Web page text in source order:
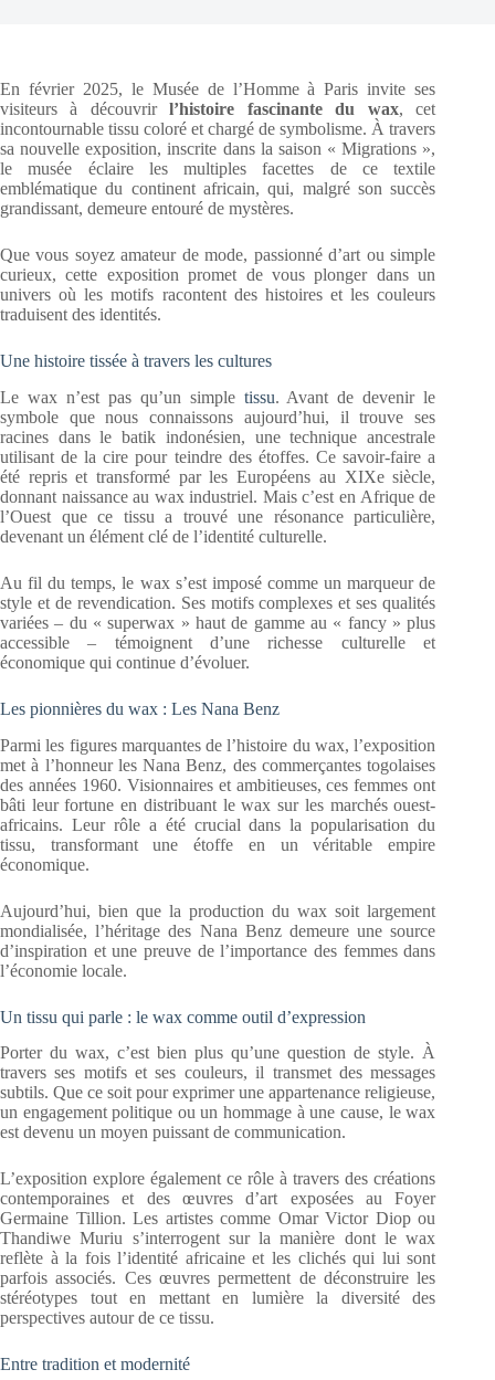
En février 2025, le Musée de l’Homme à Paris invite ses
visiteurs à découvrirl’histoire fascinante du wax, cet
incontournable tissu coloré et chargé de symbolisme. À travers
sa nouvelle exposition, inscrite dans la saison « Migrations »,
le musée éclaire les multiples facettes de ce textile
emblématique du continent africain, qui, malgré son succès
grandissant, demeure entouré de mystères.
Que vous soyez amateur de mode, passionné d’art ou simple
curieux, cette exposition promet de vous plonger dans un
univers où les motifs racontent des histoires et les couleurs
traduisent des identités.
Une histoire tissée à travers les cultures
Le wax n’est pas qu’un simple tissu. Avant de devenir le
symbole que nous connaissons aujourd’hui, il trouve ses
racines dans le batik indonésien, une technique ancestrale
utilisant de la cire pour teindre des étoffes. Ce savoir-faire a
été repris et transformé par les Européens au XIXe siècle,
donnant naissance au wax industriel. Mais c’est en Afrique de
l’Ouest que ce tissu a trouvé une résonance particulière,
devenant un élément clé de l’identité culturelle.
Au fil du temps, le wax s’est imposé comme un marqueur de
style et de revendication. Ses motifs complexes et ses qualités
variées – du « superwax » haut de gamme au « fancy » plus
accessible – témoignent d’une richesse culturelle et
économique qui continue d’évoluer.
Les pionnières du wax : Les Nana Benz
Parmi les figures marquantes de l’histoire du wax, l’exposition
met à l’honneur les Nana Benz, des commerçantes togolaises
des années 1960. Visionnaires et ambitieuses, ces femmes ont
bâti leur fortune en distribuant le wax sur les marchés ouest-
africains. Leur rôle a été crucial dans la popularisation du
tissu, transformant une étoffe en un véritable empire
économique.
Aujourd’hui, bien que la production du wax soit largement
mondialisée, l’héritage des Nana Benz demeure une source
d’inspiration et une preuve de l’importance des femmes dans
l’économie locale.
Un tissu qui parle : le wax comme outil d’expression
Porter du wax, c’est bien plus qu’une question de style. À
travers ses motifs et ses couleurs, il transmet des messages
subtils. Que ce soit pour exprimer une appartenance religieuse,
un engagement politique ou un hommage à une cause, le wax
est devenu un moyen puissant de communication.
L’exposition explore également ce rôle à travers des créations
contemporaines et des œuvres d’art exposées au Foyer
Germaine Tillion. Les artistes comme Omar Victor Diop ou
Thandiwe Muriu s’interrogent sur la manière dont le wax
reflète à la fois l’identité africaine et les clichés qui lui sont
parfois associés. Ces œuvres permettent de déconstruire les
stéréotypes tout en mettant en lumière la diversité des
perspectives autour de ce tissu.
Entre tradition et modernité